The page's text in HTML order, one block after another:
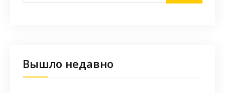
Вышло недавно